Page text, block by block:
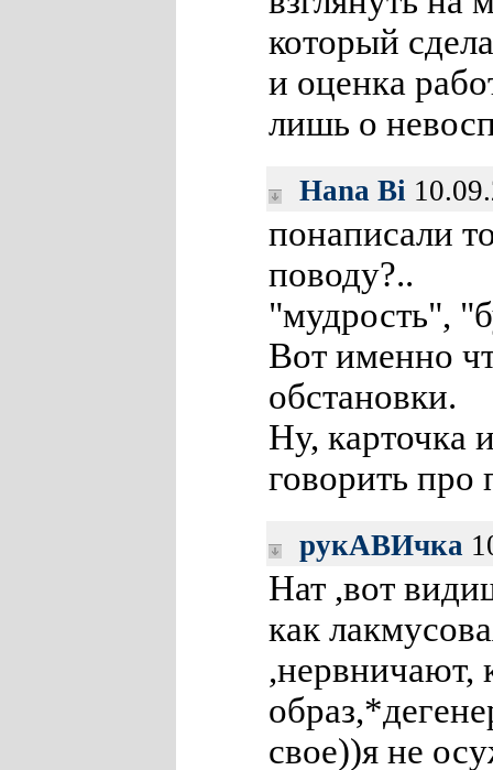
который
и оценка
лишь о
Hana Bi
понаписали
поводу?..
"мудрость",
Вот именно
обстановки.
Ну, карточка
говорить про
рукАВИчка
Нат ,вот
как
,нервничают,
свое))я не